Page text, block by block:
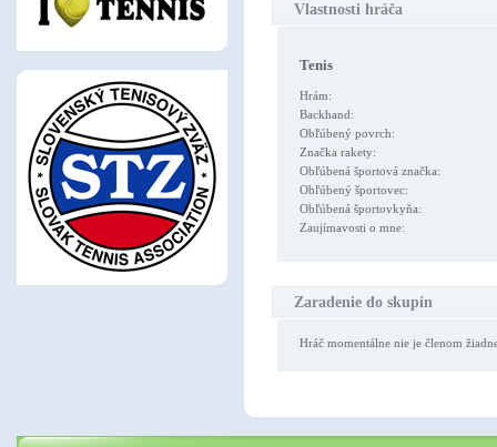
Vlastnosti hráča
Tenis
Hrám:
Backhand:
Obľúbený povrch:
Značka rakety:
Obľúbená športová značka:
Obľúbený športovec:
Obľúbená športovkyňa:
Zaujímavosti o mne:
Zaradenie do skupín
Hráč momentálne nie je členom